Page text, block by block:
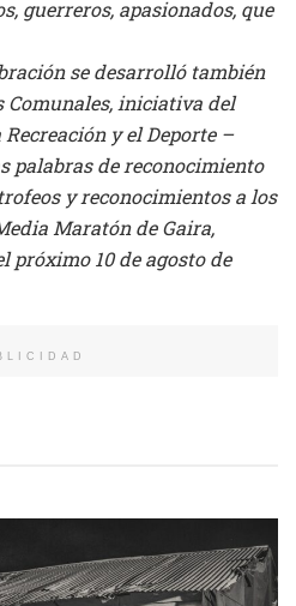
guerreros, apasionados, que
se desarrolló también
Comunales, iniciativa del
y el Deporte –
palabras de reconocimiento
y reconocimientos a los
Maratón de Gaira,
próximo 10 de agosto de